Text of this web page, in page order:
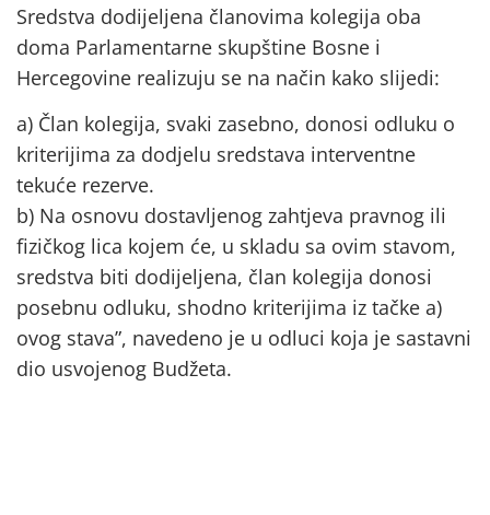
Sredstva dodijeljena članovima kolegija oba
doma Parlamentarne skupštine Bosne i
Hercegovine realizuju se na način kako slijedi:
a) Član kolegija, svaki zasebno, donosi odluku o
kriterijima za dodjelu sredstava interventne
tekuće rezerve.
b) Na osnovu dostavljenog zahtjeva pravnog ili
fizičkog lica kojem će, u skladu sa ovim stavom,
sredstva biti dodijeljena, član kolegija donosi
posebnu odluku, shodno kriterijima iz tačke a)
ovog stava”, navedeno je u odluci koja je sastavni
dio usvojenog Budžeta.